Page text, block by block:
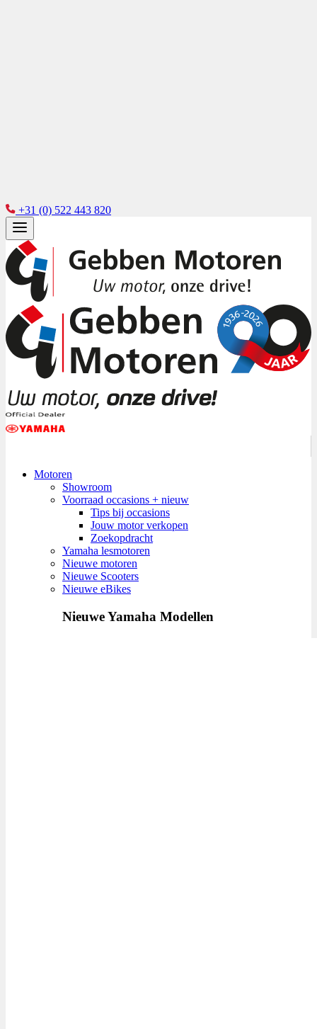
+31 (0) 522 443 820
Motoren
Showroom
Voorraad occasions + nieuw
Tips bij occasions
Jouw motor verkopen
Zoekopdracht
Yamaha lesmotoren
Nieuwe motoren
Nieuwe Scooters
Nieuwe eBikes
Nieuwe Yamaha Modellen